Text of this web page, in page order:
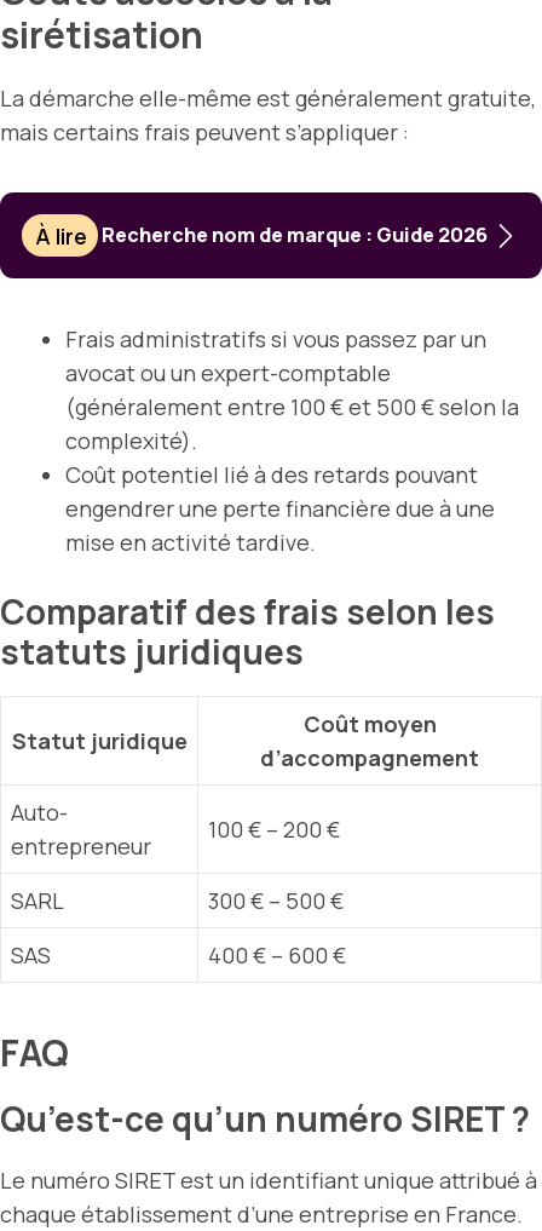
sirétisation
La démarche elle-même est généralement gratuite,
mais certains frais peuvent s’appliquer :
À lire Recherche nom de marque : Guide 2026
Frais administratifs si vous passez par un
avocat ou un expert-comptable
(généralement entre 100 € et 500 € selon la
complexité).
Coût potentiel lié à des retards pouvant
engendrer une perte financière due à une
mise en activité tardive.
Comparatif des frais selon les
statuts juridiques
Statut juridique
Coût moyen
d’accompagnement
Auto-
entrepreneur
100 € – 200 €
SARL
300 € – 500 €
SAS
400 € – 600 €
FAQ
Qu’est-ce qu’un numéro SIRET ?
Le numéro SIRET est un identifiant unique attribué à
chaque établissement d’une entreprise en France.